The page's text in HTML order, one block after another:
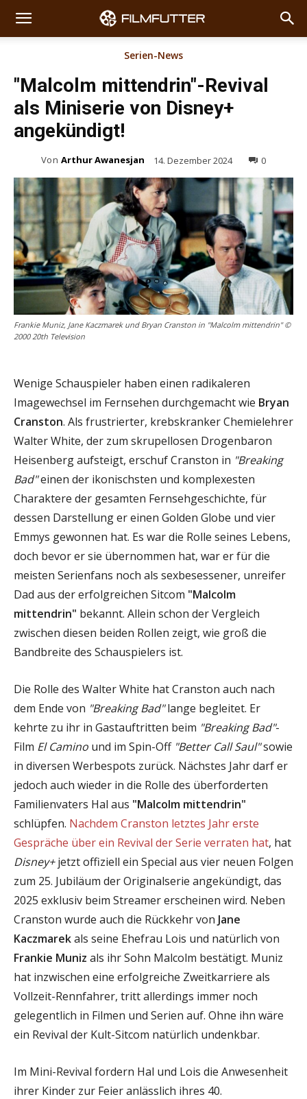
Serien-News
"Malcolm mittendrin"-Revival
als Miniserie von Disney+
angekündigt!
Von Arthur Awanesjan 14. Dezember 2024 0
Frankie Muniz, Jane Kaczmarek und Bryan Cranston in "Malcolm mittendrin" ©
2000 20th Television
Wenige Schauspieler haben einen radikaleren
Imagewechsel im Fernsehen durchgemacht wie Bryan
Cranston. Als frustrierter, krebskranker Chemielehrer
Walter White, der zum skrupellosen Drogenbaron
Heisenberg aufsteigt, erschuf Cranston in "Breaking
Bad"einen der ikonischsten und komplexesten
Charaktere der gesamten Fernsehgeschichte, für
dessen Darstellung er einen Golden Globe und vier
Emmys gewonnen hat. Es war die Rolle seines Lebens,
doch bevor er sie übernommen hat, war er für die
meisten Serienfans noch als sexbesessener, unreifer
Dad aus der erfolgreichen Sitcom "Malcolm
mittendrin" bekannt. Allein schon der Vergleich
zwischen diesen beiden Rollen zeigt, wie groß die
Bandbreite des Schauspielers ist.
Die Rolle des Walter White hat Cranston auch nach
dem Ende von "Breaking Bad"lange begleitet. Er
kehrte zu ihr in Gastauftritten beim "Breaking Bad"-
Film El Camino und im Spin-Off "Better Call Saul"sowie
in diversen Werbespots zurück. Nächstes Jahr darf er
jedoch auch wieder in die Rolle des überforderten
Familienvaters Hal aus "Malcolm mittendrin"
schlüpfen. Nachdem Cranston letztes Jahr erste
Gespräche über ein Revival der Serie verraten hat, hat
Disney+jetzt offiziell ein Special aus vier neuen Folgen
zum 25. Jubiläum der Originalserie angekündigt, das
2025 exklusiv beim Streamer erscheinen wird. Neben
Cranston wurde auch die Rückkehr von Jane
Kaczmarekals seine Ehefrau Lois und natürlich von
Frankie Muniz als ihr Sohn Malcolm bestätigt. Muniz
hat inzwischen eine erfolgreiche Zweitkarriere als
Vollzeit-Rennfahrer, tritt allerdings immer noch
gelegentlich in Filmen und Serien auf. Ohne ihn wäre
ein Revival der Kult-Sitcom natürlich undenkbar.
Im Mini-Revival fordern Hal und Lois die Anwesenheit
ihrer Kinder zur Feier anlässlich ihres 40.